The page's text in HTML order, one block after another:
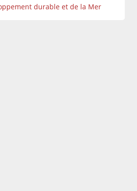
durable et de la Mer